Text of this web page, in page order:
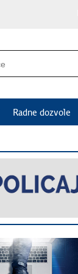
Radne dozvole